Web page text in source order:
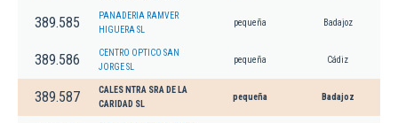
389.585
PANADERIA RAMVER
HIGUERA SL
pequeña Badajoz
389.586
CENTRO OPTICO SAN
JORGE SL
pequeña Cádiz
389.587
CALES NTRA SRA DE LA
CARIDAD SL
pequeña Badajoz